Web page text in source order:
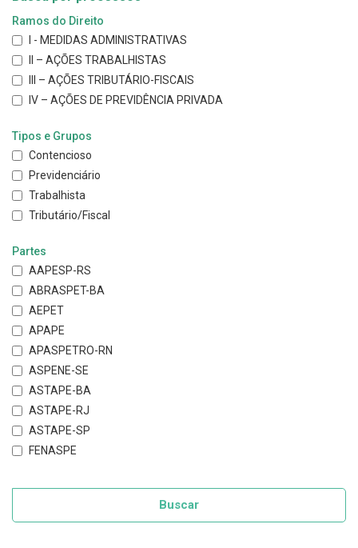
Ramos do Direito
I - MEDIDAS ADMINISTRATIVAS
II – AÇÕES TRABALHISTAS
III – AÇÕES TRIBUTÁRIO-FISCAIS
IV – AÇÕES DE PREVIDÊNCIA PRIVADA
Tipos e Grupos
Contencioso
Previdenciário
Trabalhista
Tributário/Fiscal
Partes
AAPESP-RS
ABRASPET-BA
AEPET
APAPE
APASPETRO-RN
ASPENE-SE
ASTAPE-BA
ASTAPE-RJ
ASTAPE-SP
FENASPE
Buscar